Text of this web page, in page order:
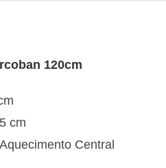
120cm
cm
Aquecimento Central